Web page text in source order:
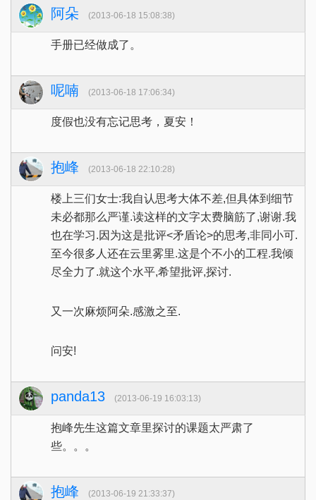
阿朵 (2013-06-18 15:08:38)
手册已经做成了。
呢喃 (2013-06-18 17:06:34)
度假也没有忘记思考，夏安！
抱峰 (2013-06-18 22:10:28)
楼上三们女士:我自认思考大体不差,但具体到细节
未必都那么严谨.读这样的文字太费脑筋了,谢谢.我
也在学习.因为这是批评<矛盾论>的思考,非同小可.
至今很多人还在云里雾里.这是个不小的工程.我倾
尽全力了.就这个水平,希望批评,探讨.
又一次麻烦阿朵.感激之至.
问安!
panda13 (2013-06-19 16:03:13)
抱峰先生这篇文章里探讨的课题太严肃了
些。。。
抱峰 (2013-06-19 21:33:37)